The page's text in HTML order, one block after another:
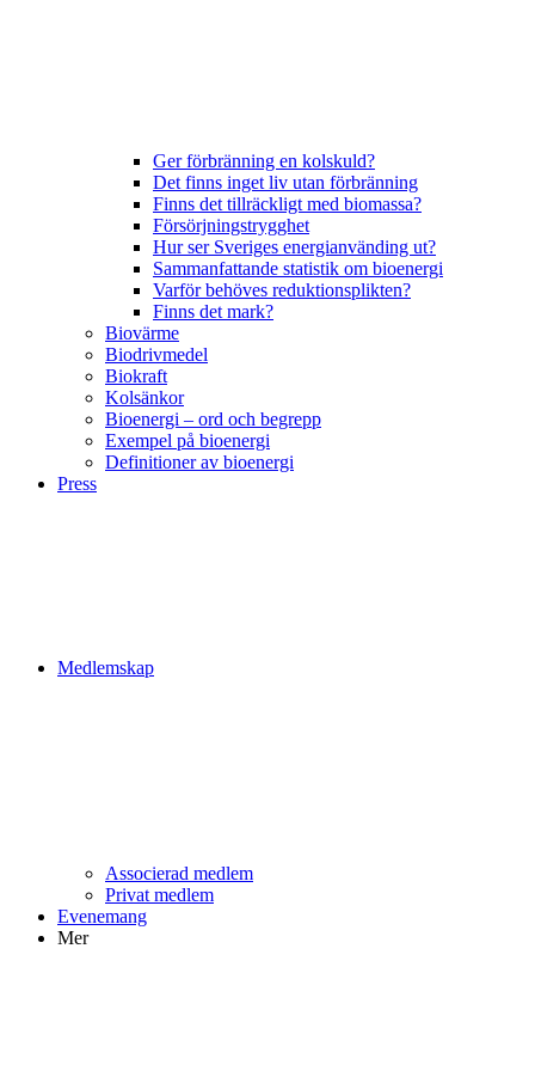
Ger förbränning en kolskuld?
Det finns inget liv utan förbränning
Finns det tillräckligt med biomassa?
Försörjningstrygghet
Hur ser Sveriges energianvänding ut?
Sammanfattande statistik om bioenergi
Varför behöves reduktionsplikten?
Finns det mark?
Biovärme
Biodrivmedel
Biokraft
Kolsänkor
Bioenergi – ord och begrepp
Exempel på bioenergi
Definitioner av bioenergi
Press
Medlemskap
Associerad medlem
Privat medlem
Evenemang
Mer